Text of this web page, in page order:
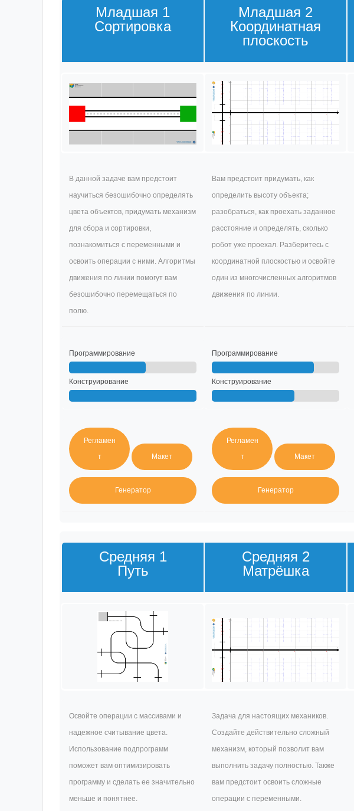
Младшая 1
Сортировка
Младшая 2
Координатная
плоскость
В данной задаче вам предстоит
научиться безошибочно определять
цвета объектов, придумать механизм
для сбора и сортировки,
познакомиться с переменными и
освоить операции с ними. Алгоритмы
движения по линии помогут вам
безошибочно перемещаться по
полю.
Вам предстоит придумать, как
определить высоту объекта;
разобраться, как проехать заданное
расстояние и определять, сколько
робот уже проехал. Разберитесь с
координатной плоскостью и освойте
один из многочисленных алгоритмов
движения по линии.
Программирование
Конструирование
Программирование
Конструирование
Регламен
т
Макет
Генератор
Регламен
т
Макет
Генератор
Средняя 1
Путь
Средняя 2
Матрёшка
Освойте операции с массивами и
надежное считывание цвета.
Использование подпрограмм
поможет вам оптимизировать
программу и сделать ее значительно
меньше и понятнее.
Задача для настоящих механиков.
Создайте действительно сложный
механизм, который позволит вам
выполнить задачу полностью. Также
вам предстоит освоить сложные
операции с переменными.